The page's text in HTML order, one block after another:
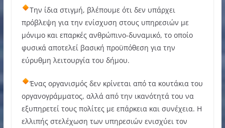
Την ίδια στιγμή, βλέπουμε ότι δεν υπάρχει
πρόβλεψη για την ενίσχυση στους υπηρεσιών με
μόνιμο και επαρκές ανθρώπινο-δυναμικό, το οποίο
φυσικά αποτελεί βασική προϋπόθεση για την
εύρυθμη λειτουργία του δήμου.
Ένας οργανισμός δεν κρίνεται από τα κουτάκια του
οργανογράμματος, αλλά από την ικανότητά του να
εξυπηρετεί τους πολίτες με επάρκεια και συνέχεια. Η
ελλιπής στελέχωση των υπηρεσιών ενισχύει τον